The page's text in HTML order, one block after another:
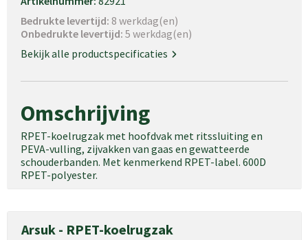
Bedrukte levertijd: 8 werkdag(en)
Onbedrukte levertijd: 5 werkdag(en)
Bekijk alle productspecificaties
Omschrijving
RPET-koelrugzak met hoofdvak met ritssluiting en
PEVA-vulling, zijvakken van gaas en gewatteerde
schouderbanden. Met kenmerkend RPET-label. 600D
RPET-polyester.
Arsuk - RPET-koelrugzak